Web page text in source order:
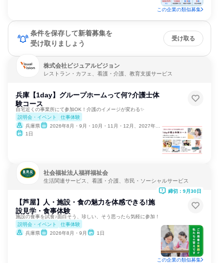
この企業の類似募集
条件を保存して新着募集を
受け取りましょう
受け取る
株式会社ビジュアルビジョン
レストラン・カフェ、看護・介護、教育支援サービス
兵庫【1day】グループホームって何?介護士体
験コース
自宅近くの事業所にて参加OK！介護のイメージが変わる✨
説明会・イベント
仕事体験
兵庫県
2026年8月・9月・10月・11月・12月、2027年1月・2月
1日
社会福祉法人福祥福祉会
生活関連サービス、看護・介護、市民・ソーシャルサービス
【芦屋】人・施設・食の魅力を体感できる!施
設見学・食事体験
施設の食事を試食♪面白そう、珍しい、そう思ったら気軽に参加！
説明会・イベント
仕事体験
兵庫県
2026年8月・9月 1日
締切：9月30日
この企業の類似募集